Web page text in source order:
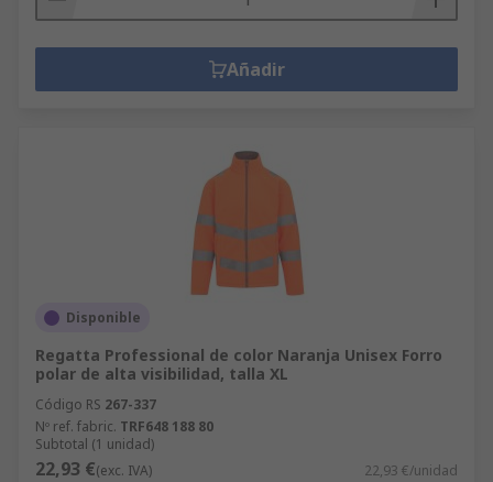
Añadir
Disponible
Regatta Professional de color Naranja Unisex Forro
polar de alta visibilidad, talla XL
Código RS 267-337
Nº ref. fabric. TRF648 188 80
Subtotal (1 unidad)
22,93 €(exc. IVA) 22,93 €/unidad